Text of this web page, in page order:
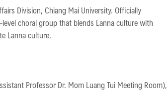
Division, Chiang Mai University. Officially
choral group that blends Lanna culture with
Lanna culture.
Professor Dr. Mom Luang Tui Meeting Room),